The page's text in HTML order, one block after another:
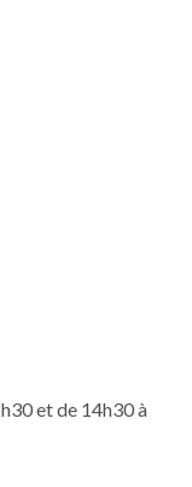
et de 14h30 à